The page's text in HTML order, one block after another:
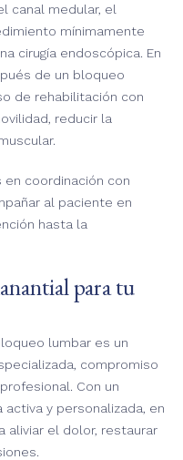
canal medular, el
mínimamente
cirugía endoscópica. En
de un bloqueo
de rehabilitación con
reducir la
en coordinación con
al paciente en
hasta la
para tu
lumbar es un
compromiso
Con un
y personalizada, en
aliviar el dolor, restaurar